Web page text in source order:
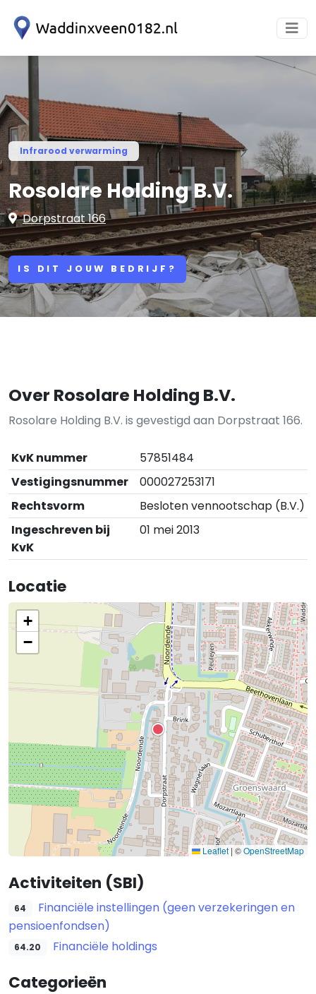
Infrarood verwarming
Rosolare Holding B.V.
Dorpstraat 166
IS DIT JOUW BEDRIJF?
Over Rosolare Holding B.V.
Rosolare Holding B.V. is gevestigd aan Dorpstraat 166.
KvK nummer
57851484
Vestigingsnummer
000027253171
Rechtsvorm
Besloten vennootschap (B.V.)
Ingeschreven bij
KvK
01 mei 2013
Locatie
+
−
Leaflet | ©OpenStreetMap
Activiteiten (SBI)
64
Financiële instellingen (geen verzekeringen en
pensioenfondsen)
64.20 Financiële holdings
Categorieën